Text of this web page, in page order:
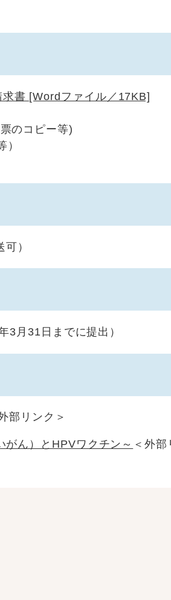
書 [Wordファイル／17KB]
のコピー等)
）
3月31日までに提出）
部リンク＞
がん）とHPVワクチン～ ＜外